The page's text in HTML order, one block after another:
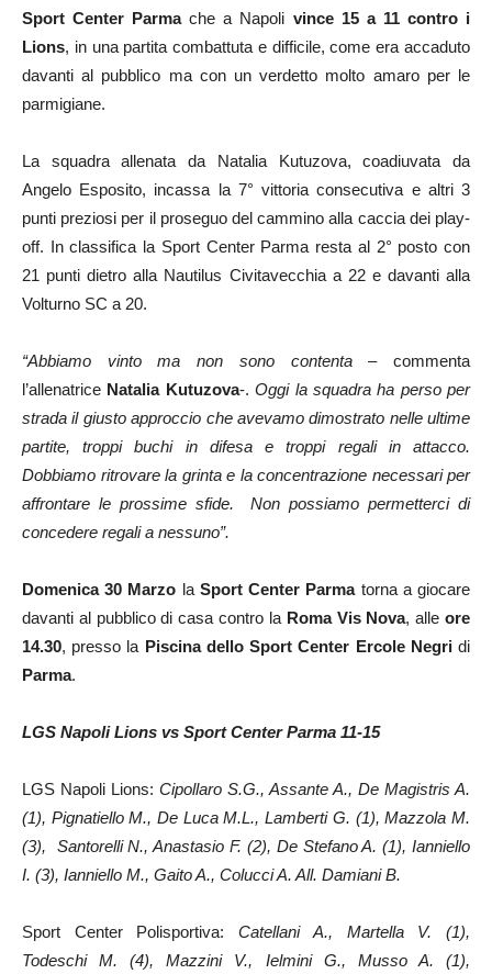
Sport Center Parmache a Napoli vince 15 a 11 contro i
Lions, in una partita combattuta e difficile, come era accaduto
davanti al pubblico ma con un verdetto molto amaro per le
parmigiane.
La squadra allenata da Natalia Kutuzova, coadiuvata da
Angelo Esposito, incassa la 7° vittoria consecutiva e altri 3
punti preziosi per il proseguo del cammino alla caccia dei play-
off. In classifica la Sport Center Parma resta al 2° posto con
21 punti dietro alla Nautilus Civitavecchia a 22 e davanti alla
Volturno SC a 20.
“Abbiamo vinto ma non sono contenta– commenta
l’allenatrice Natalia Kutuzova-.Oggi la squadra ha perso per
strada il giusto approccio che avevamo dimostrato nelle ultime
partite, troppi buchi in difesa e troppi regali in attacco.
Dobbiamo ritrovare la grinta e la concentrazione necessari per
affrontare le prossime sfide. Non possiamo permetterci di
concedere regali a nessuno”.
Domenica 30 Marzo la Sport Center Parmatorna a giocare
davanti al pubblico di casa contro la Roma Vis Nova, alleore
14.30, presso la Piscina dello Sport Center Ercole Negridi
Parma.
LGS Napoli Lions vs Sport Center Parma 11-15
LGS Napoli Lions: Cipollaro S.G., Assante A., De Magistris A.
(1), Pignatiello M., De Luca M.L., Lamberti G. (1), Mazzola M.
(3), Santorelli N., Anastasio F. (2), De Stefano A. (1), Ianniello
I. (3), Ianniello M., Gaito A., Colucci A. All. Damiani B.
Sport Center Polisportiva: Catellani A., Martella V. (1),
Todeschi M. (4), Mazzini V., Ielmini G., Musso A. (1),